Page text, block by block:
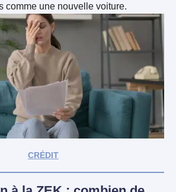
comme une nouvelle voiture.
CRÉDIT